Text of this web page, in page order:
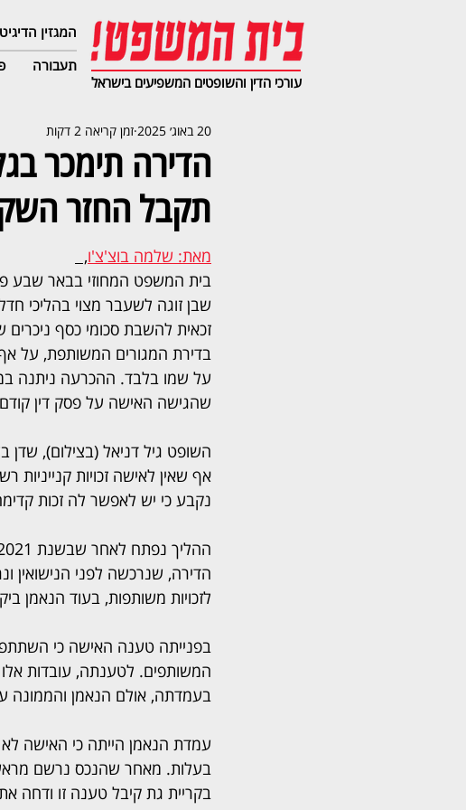
המגזין
תעבורה
עורכי הדין והשופטים המשפיעים בישראל
הדירה תימכר
תקבל החזר
20 באוג׳ 2025 זמן קריאה 2 דקות
מאת: שלמה בוצ'צ'ו,
בית המשפט המחוזי בבאר שבע
שבן זוגה לשעבר מצוי בהליכי
זכאית להשבת סכומי כסף
בדירת המגורים המשותפת, על
על שמו בלבד. ההכרעה ניתנה
שהגישה האישה על פסק דין
השופט גיל דניאל (בצילום), שדן
אף שאין לאישה זכויות
נקבע כי יש לאפשר לה זכות
הדירה, שנרכשה לפני
לזכויות משותפות, בעוד הנאמן
בפנייתה טענה האישה כי
המשותפים. לטענתה, עובדות אלו
בעמדתה, אולם הנאמן והממונה
עמדת הנאמן הייתה כי האישה לא
בעלות. מאחר שהנכס נרשם
בקריית גת קיבל טענה זו